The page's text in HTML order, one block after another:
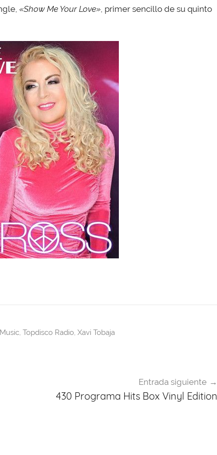
«Show Me Your Love» , primer sencillo de su quinto
, Topdisco Radio, Xavi Tobaja
Entrada siguiente
430 Programa Hits Box Vinyl Edition